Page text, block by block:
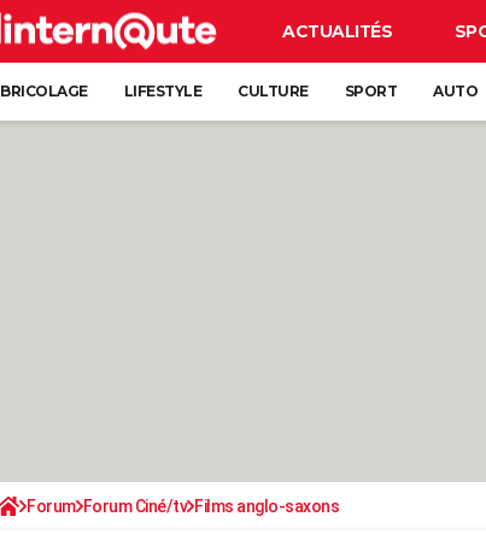
ACTUALITÉS
BRICOLAGE LIFESTYLE CULTURE SPORT AUTO
Forum Forum Ciné/tv Films anglo-saxons